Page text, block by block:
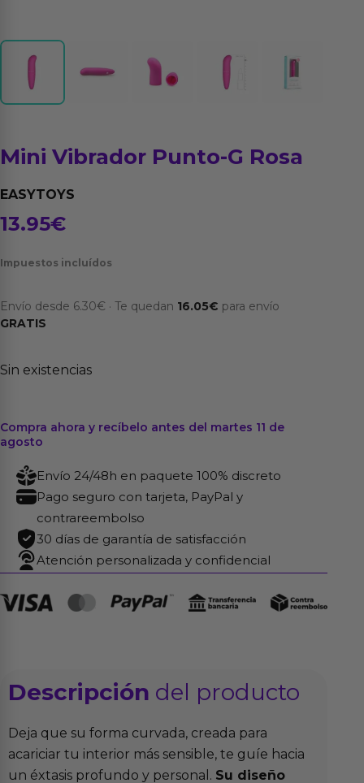
Mini Vibrador Punto-G Rosa
EASYTOYS
13.95€
Impuestos incluídos
Envío desde 6.30€ · Te quedan 16.05€ para envío
GRATIS
Sin existencias
Compra ahora y recíbelo antes del martes 11 de
agosto
Envío 24/48h en paquete 100% discreto
Pago seguro con tarjeta, PayPal y
contrareembolso
30 días de garantía de satisfacción
Atención personalizada y confidencial
Descripción del producto
Deja que su forma curvada, creada para
acariciar tu interior más sensible, te guíe hacia
un éxtasis profundo y personal. Su diseño